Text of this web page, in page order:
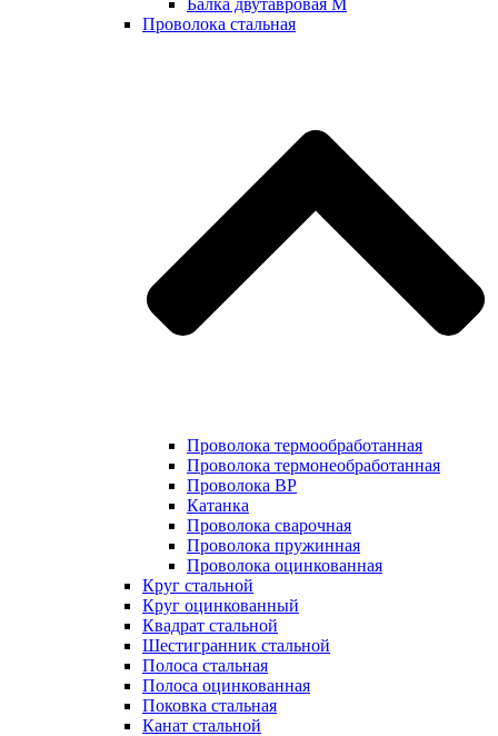
Балка двутавровая М
Проволока стальная
Проволока термообработанная
Проволока термонеобработанная
Проволока ВР
Катанка
Проволока сварочная
Проволока пружинная
Проволока оцинкованная
Круг стальной
Круг оцинкованный
Квадрат стальной
Шестигранник стальной
Полоса стальная
Полоса оцинкованная
Поковка стальная
Канат стальной